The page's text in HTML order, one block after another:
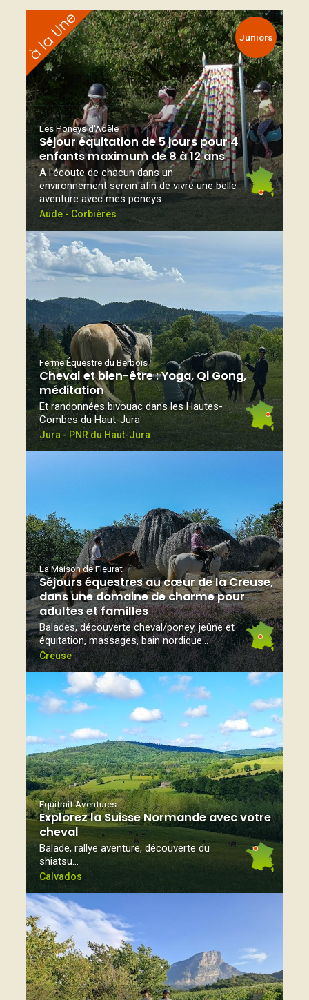
Juniors
Les Poneys d'Adèle
Séjour équitation de 5 jours pour 4
enfants maximum de 8 à 12 ans
A l'écoute de chacun dans un
environnement serein afin de vivre une belle
aventure avec mes poneys
Aude - Corbières
Ferme Équestre du Berbois
Cheval et bien-être : Yoga, Qi Gong,
méditation
Et randonnées bivouac dans les Hautes-
Combes du Haut-Jura
Jura - PNR du Haut-Jura
La Maison de Fleurat
Séjours équestres au cœur de la Creuse,
dans une domaine de charme pour
adultes et familles
Balades, découverte cheval/poney, jeûne et
équitation, massages, bain nordique...
Creuse
Equitrait Aventures
Explorez la Suisse Normande avec votre
cheval
Balade, rallye aventure, découverte du
shiatsu…
Calvados